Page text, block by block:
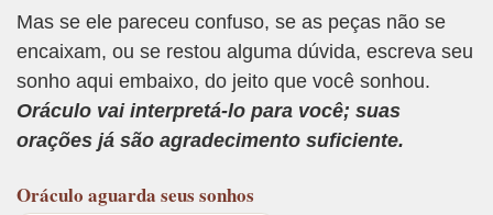
Mas se ele pareceu confuso, se as peças não se
encaixam, ou se restou alguma dúvida, escreva seu
sonho aqui embaixo, do jeito que você sonhou.
Oráculo vai interpretá-lo para você; suas
orações já são agradecimento suficiente.
Oráculo aguarda seus sonhos